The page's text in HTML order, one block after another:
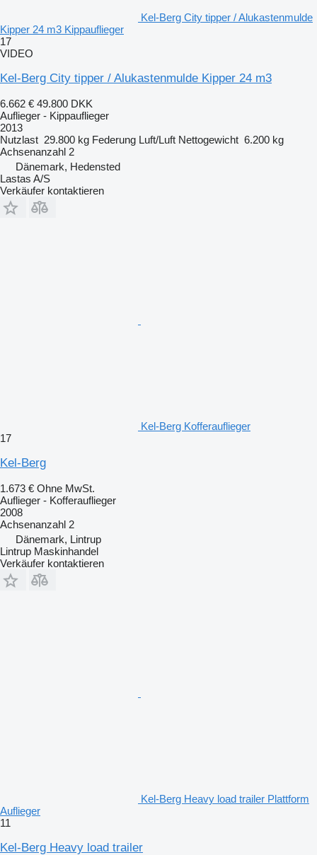
Kel-Berg City tipper / Alukastenmulde
Kipper 24 m3 Kippauflieger
17
VIDEO
Kel-Berg City tipper / Alukastenmulde Kipper 24 m3
6.662 € 49.800 DKK
Auflieger - Kippauflieger
2013
Nutzlast 29.800 kg Federung Luft/Luft Nettogewicht 6.200 kg
Achsenanzahl 2
Dänemark, Hedensted
Lastas A/S
Verkäufer kontaktieren
Kel-Berg Kofferauflieger
17
Kel-Berg
1.673 € Ohne MwSt.
Auflieger - Kofferauflieger
2008
Achsenanzahl 2
Dänemark, Lintrup
Lintrup Maskinhandel
Verkäufer kontaktieren
Kel-Berg Heavy load trailer Plattform
Auflieger
11
Kel-Berg Heavy load trailer